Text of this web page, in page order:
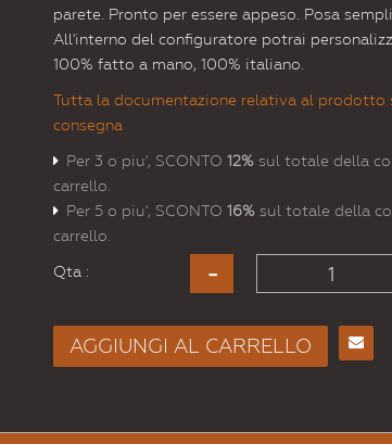
parete. Pronto per essere appeso. Posa
All'interno del configuratore potrai
100% fatto a mano, 100% italiano.
Tutta la documentazione relativa al prodotto
consegna
Per 3 o piu', SCONTO 12% sul totale della
carrello.
Per 5 o piu', SCONTO 16% sul totale della
carrello.
Qta :
AGGIUNGI AL CARRELLO
a un